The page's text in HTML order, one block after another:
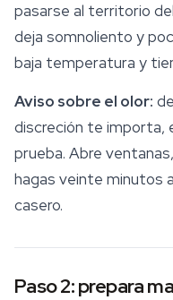
pasarse al territorio
deja somnoliento y
baja temperatura y
Aviso sobre el olor:
discreción te importa,
prueba. Abre
hagas veinte minutos
casero.
Paso 2: prepara